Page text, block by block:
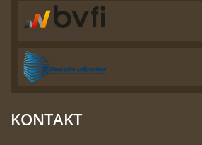
KONTAKT